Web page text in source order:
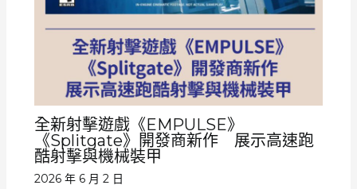
全新射擊遊戲《EMPULSE》
《Splitgate》開發商新作 展示高速跑
酷射擊與機械裝甲
2026 年 6 月 2 日